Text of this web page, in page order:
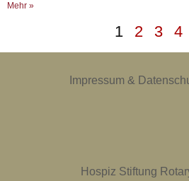
Mehr »
1 2 3 4
Impressum &
Hospiz Stiftung